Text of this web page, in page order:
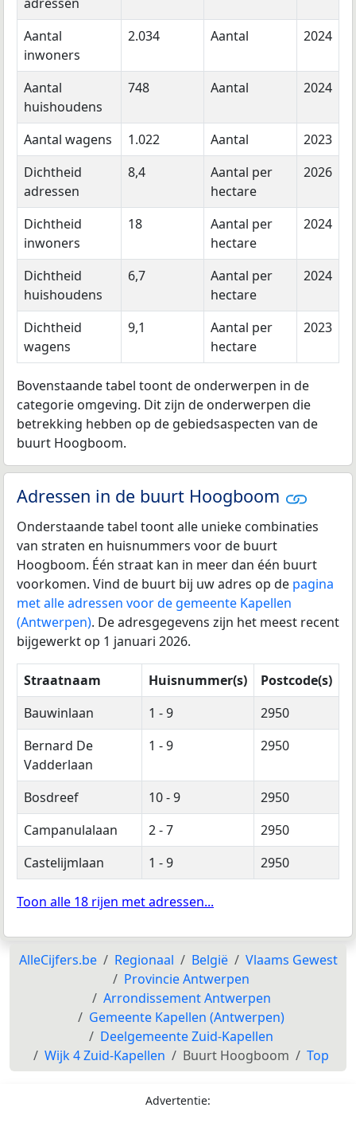
adressen
Aantal
inwoners
2.034 Aantal 2024
Aantal
huishoudens
748 Aantal 2024
Aantal wagens 1.022 Aantal
2023
Dichtheid
adressen
8,4
Aantal per
hectare
2026
Dichtheid
inwoners
18
Aantal per
hectare
2024
Dichtheid
huishoudens
6,7
Aantal per
hectare
2024
Dichtheid
wagens
9,1
Aantal per
hectare
2023
Bovenstaande tabel toont de onderwerpen in de
categorie omgeving. Dit zijn de onderwerpen die
betrekking hebben op de gebiedsaspecten van de
buurt Hoogboom.
Adressen in de buurt Hoogboom
Onderstaande tabel toont alle unieke combinaties
van straten en huisnummers voor de buurt
Hoogboom. Één straat kan in meer dan één buurt
voorkomen. Vind de buurt bij uw adres op de pagina
met alle adressen voor de gemeente Kapellen
(Antwerpen). De adresgegevens zijn het meest recent
bijgewerkt op 1 januari 2026.
Straatnaam Huisnummer(s)
Postcode(s)
Bauwinlaan
1 - 9
2950
Bernard De
Vadderlaan
1 - 9 2950
Bosdreef 10 - 9
2950
Campanulalaan
2 - 7
2950
Castelijmlaan
1 - 9 2950
Toon alle 18 rijen met adressen...
AlleCijfers.be Regionaal België
Vlaams Gewest
Provincie Antwerpen
Arrondissement Antwerpen
Gemeente Kapellen (Antwerpen)
Deelgemeente Zuid-Kapellen
Wijk 4 Zuid-Kapellen
Buurt Hoogboom Top
Advertentie: